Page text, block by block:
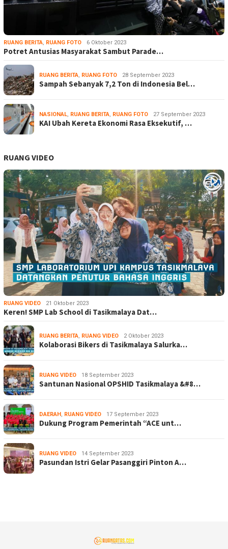
RUANG BERITA, RUANG FOTO 6 Oktober 2023
Potret Antusias Masyarakat Sambut Parade…
RUANG BERITA, RUANG FOTO 28 September 2023
Sampah Sebanyak 7,2 Ton di Indonesia Bel…
NASIONAL, RUANG BERITA, RUANG FOTO 27 September 2023
KAI Ubah Kereta Ekonomi Rasa Eksekutif, …
RUANG VIDEO
RUANG VIDEO 21 Oktober 2023
Keren! SMP Lab School di Tasikmalaya Dat…
RUANG BERITA, RUANG VIDEO 2 Oktober 2023
Kolaborasi Bikers di Tasikmalaya Salurka…
RUANG VIDEO 18 September 2023
Santunan Nasional OPSHID Tasikmalaya &#8…
DAERAH, RUANG VIDEO 17 September 2023
Dukung Program Pemerintah “ACE unt…
RUANG VIDEO 14 September 2023
Pasundan Istri Gelar Pasanggiri Pinton A…